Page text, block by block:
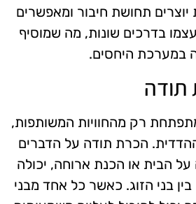
תחושת חיבור ומאפשרים
בדרכים שונות, מה שמוסיף
במערכת היחסים.
תודה
רק מהחוויות המשותפות,
הכרת תודה על הדברים
הבית או הכנת ארוחה, יכולה
בני הזוג. כאשר כל אחד מבני